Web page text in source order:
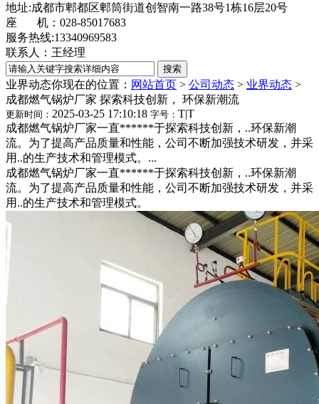
地址:成都市郫都区郫筒街道创智南一路38号1栋16层20号
座 机：028-85017683
服务热线:13340969583
联系人：王经理
业界动态你现在的位置： 网站首页 > 公司动态 > 业界动态 >
成都燃气锅炉厂家 探索科技创新， 环保新潮流
更新时间： 2025-03-25 17:10:18 字号： T|T
成都燃气锅炉厂家一直******于探索科技创新，..环保新潮
流。为了提高产品质量和性能，公司不断加强技术研发，并采
用..的生产技术和管理模式。...
成都燃气锅炉厂家一直******于探索科技创新，..环保新潮
流。为了提高产品质量和性能，公司不断加强技术研发，并采
用..的生产技术和管理模式。